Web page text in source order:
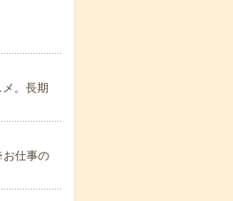
。長期
仕事の